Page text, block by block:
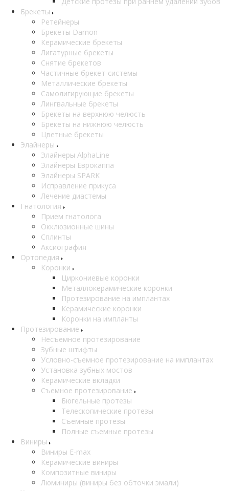
Брекеты
Ретейнеры
Брекеты Damon
Керамические брекеты
Лигатурные брекеты
Снятие брекетов
Частичные брекет-системы
Металлические брекеты
Самолигирующие брекеты
Лингвальные брекеты
Брекеты на верхнюю челюсть
Брекеты на нижнюю челюсть
Цветные брекеты
Элайнеры
Элайнеры AlphaLine
Элайнеры Еврокаппа
Элайнеры SPARK
Исправление прикуса
Лечение диастемы
Гнатология
Прием гнатолога
Окклюзионные шины
Сплинты
Аксиография
Ортопедия
Коронки
Циркониевые коронки
Металлокерамические коронки
Протезирование на имплантах
Керамические коронки
Коронки на импланты
Протезирование
Несъемное протезирование
Зубные штифты
Условно-съемное протезирование на имплантах
Установка зубных мостов
Керамические вкладки
Съемное протезирование
Бюгельные протезы
Телескопические протезы
Съемные протезы
Полные съемные протезы
Виниры
Виниры E-max
Керамические виниры
Композитные виниры
Люминиры (виниры без обточки эмали)